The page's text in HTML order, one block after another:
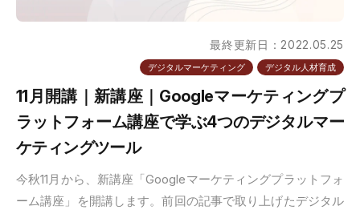
最終更新日：2022.05.25
デジタルマーケティング デジタル人材育成
11月開講｜新講座｜Googleマーケティングプ
ラットフォーム講座で学ぶ4つのデジタルマー
ケティングツール
今秋11月から、新講座「Googleマーケティングプラットフォ
ーム講座」を開講します。前回の記事で取り上げたデジタル